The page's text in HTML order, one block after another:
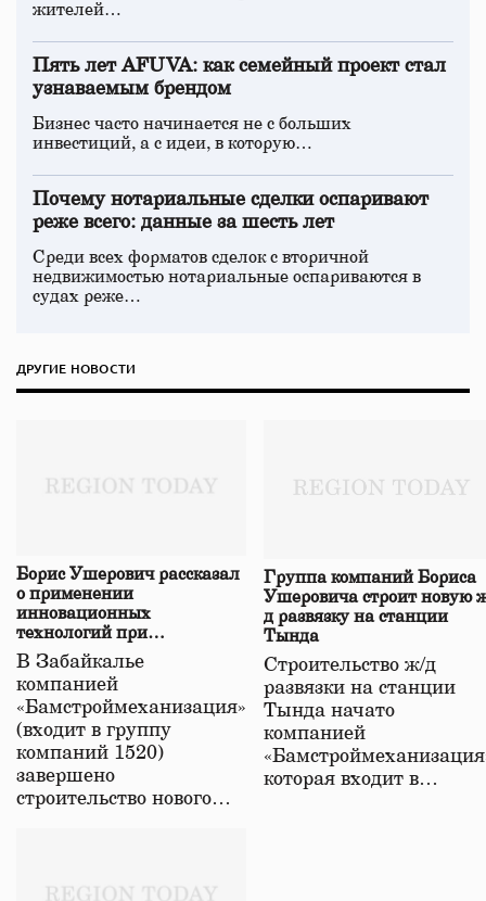
жителей…
Пять лет AFUVA: как семейный проект стал
узнаваемым брендом
Бизнес часто начинается не с больших
инвестиций, а с идеи, в которую…
Почему нотариальные сделки оспаривают
реже всего: данные за шесть лет
Среди всех форматов сделок с вторичной
недвижимостью нотариальные оспариваются в
судах реже…
ДРУГИЕ НОВОСТИ
Борис Ушерович рассказал
о применении
инновационных
технологий при
строительстве нового моста
в Забайкалье
В Забайкалье
компанией
«Бамстроймеханизация»
(входит в группу
компаний 1520)
завершено
строительство нового…
Группа компаний Бориса
Ушеровича строит новую
д развязку на станции
Тында
Строительство ж/д
развязки на станции
Тында начато
компанией
которая входит в…